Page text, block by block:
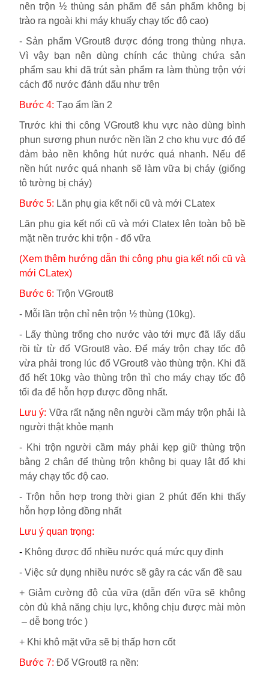
nên trộn ½ thùng sản phẩm để sản phẩm không bị
trào ra ngoài khi máy khuấy chạy tốc độ cao)
- Sản phẩm VGrout8 được đóng trong thùng nhựa.
Vì vậy bạn nên dùng chính các thùng chứa sản
phẩm sau khi đã trút sản phẩm ra làm thùng trộn với
cách đổ nước đánh dấu như trên
Bước 4: Tạo ẩm lần 2
Trước khi thi công VGrout8 khu vực nào dùng bình
phun sương phun nước nền lần 2 cho khu vực đó để
đảm bảo nền không hút nước quá nhanh. Nếu để
nền hút nước quá nhanh sẽ làm vữa bị cháy (giống
tô tường bị cháy)
Bước 5: Lăn phụ gia kết nối cũ và mới CLatex
Lăn phụ gia kết nối cũ và mới Clatex lên toàn bộ bề
mặt nền trước khi trộn - đổ vữa
(Xem thêm hướng dẫn thi công phụ gia kết nối cũ và
mới CLatex)
Bước 6: Trộn VGrout8
- Mỗi lần trộn chỉ nên trộn ½ thùng (10kg).
- Lấy thùng trống cho nước vào tới mực đã lấy dấu
rồi từ từ đổ VGrout8 vào. Để máy trộn chạy tốc độ
vừa phải trong lúc đổ VGrout8 vào thùng trộn. Khi đã
đổ hết 10kg vào thùng trộn thì cho máy chạy tốc độ
tối đa để hỗn hợp được đồng nhất.
Lưu ý: Vữa rất nặng nên người cầm máy trộn phải là
người thật khỏe mạnh
- Khi trộn người cầm máy phải kẹp giữ thùng trộn
bằng 2 chân để thùng trộn không bị quay lật đổ khi
máy chạy tốc độ cao.
-Trộn hỗn hợp trong thời gian 2 phút đến khi thấy
hỗn hợp lỏng đồng nhất
Lưu ý quan trọng:
- Không được đổ nhiều nước quá mức quy định
- Việc sử dụng nhiều nước sẽ gây ra các vấn đề sau
+ Giảm cường độ của vữa (dẫn đến vữa sẽ không
còn đủ khả năng chịu lực, không chịu được mài mòn
– dễ bong tróc )
+ Khi khô mặt vữa sẽ bị thấp hơn cốt
Bước 7: Đổ VGrout8 ra nền: